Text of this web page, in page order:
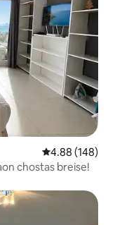
Meánrátáil
4.88 (148)
chostas breise!